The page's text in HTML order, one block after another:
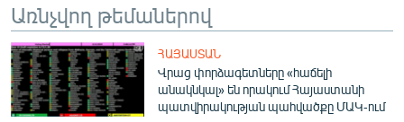
ԲԱՆԱՎԵՃ
ՁԳՏԵԼՈՎ ԼԱՎԱԳՈՒՅՆԻՆ
ՓՈԴՔԱՍԹ
Առնչվող թեմաներով
ՀԱՅԱՍՏԱՆ
Վրաց փորձագետները «հաճելի
անակնկալ» են որակում Հայաստանի
պատվիրակության պահվածքը ՄԱԿ-ում